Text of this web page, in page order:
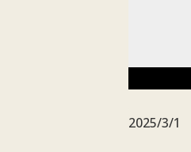
2025/3/1